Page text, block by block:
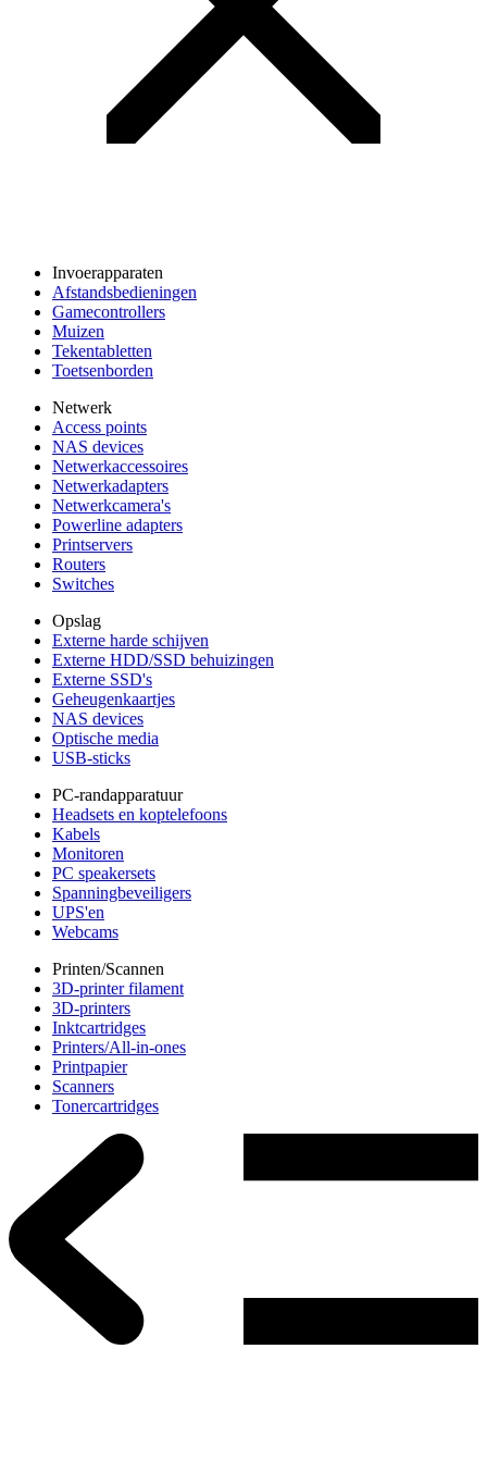
Invoerapparaten
Afstandsbedieningen
Gamecontrollers
Muizen
Tekentabletten
Toetsenborden
Netwerk
Access points
NAS devices
Netwerkaccessoires
Netwerkadapters
Netwerkcamera's
Powerline adapters
Printservers
Routers
Switches
Opslag
Externe harde schijven
Externe HDD/SSD behuizingen
Externe SSD's
Geheugenkaartjes
NAS devices
Optische media
USB-sticks
PC-randapparatuur
Headsets en koptelefoons
Kabels
Monitoren
PC speakersets
Spanningbeveiligers
UPS'en
Webcams
Printen/Scannen
3D-printer filament
3D-printers
Inktcartridges
Printers/All-in-ones
Printpapier
Scanners
Tonercartridges